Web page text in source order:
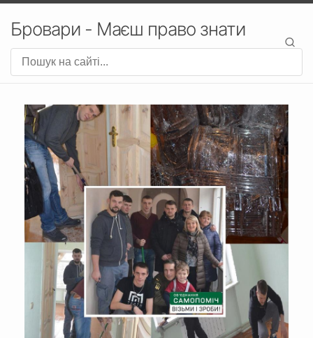
Бровари - Маєш право знати